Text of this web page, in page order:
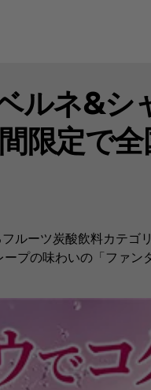
ルネ&
限定で
ルーツ炭酸飲料カテゴ
プの味わいの「ファ